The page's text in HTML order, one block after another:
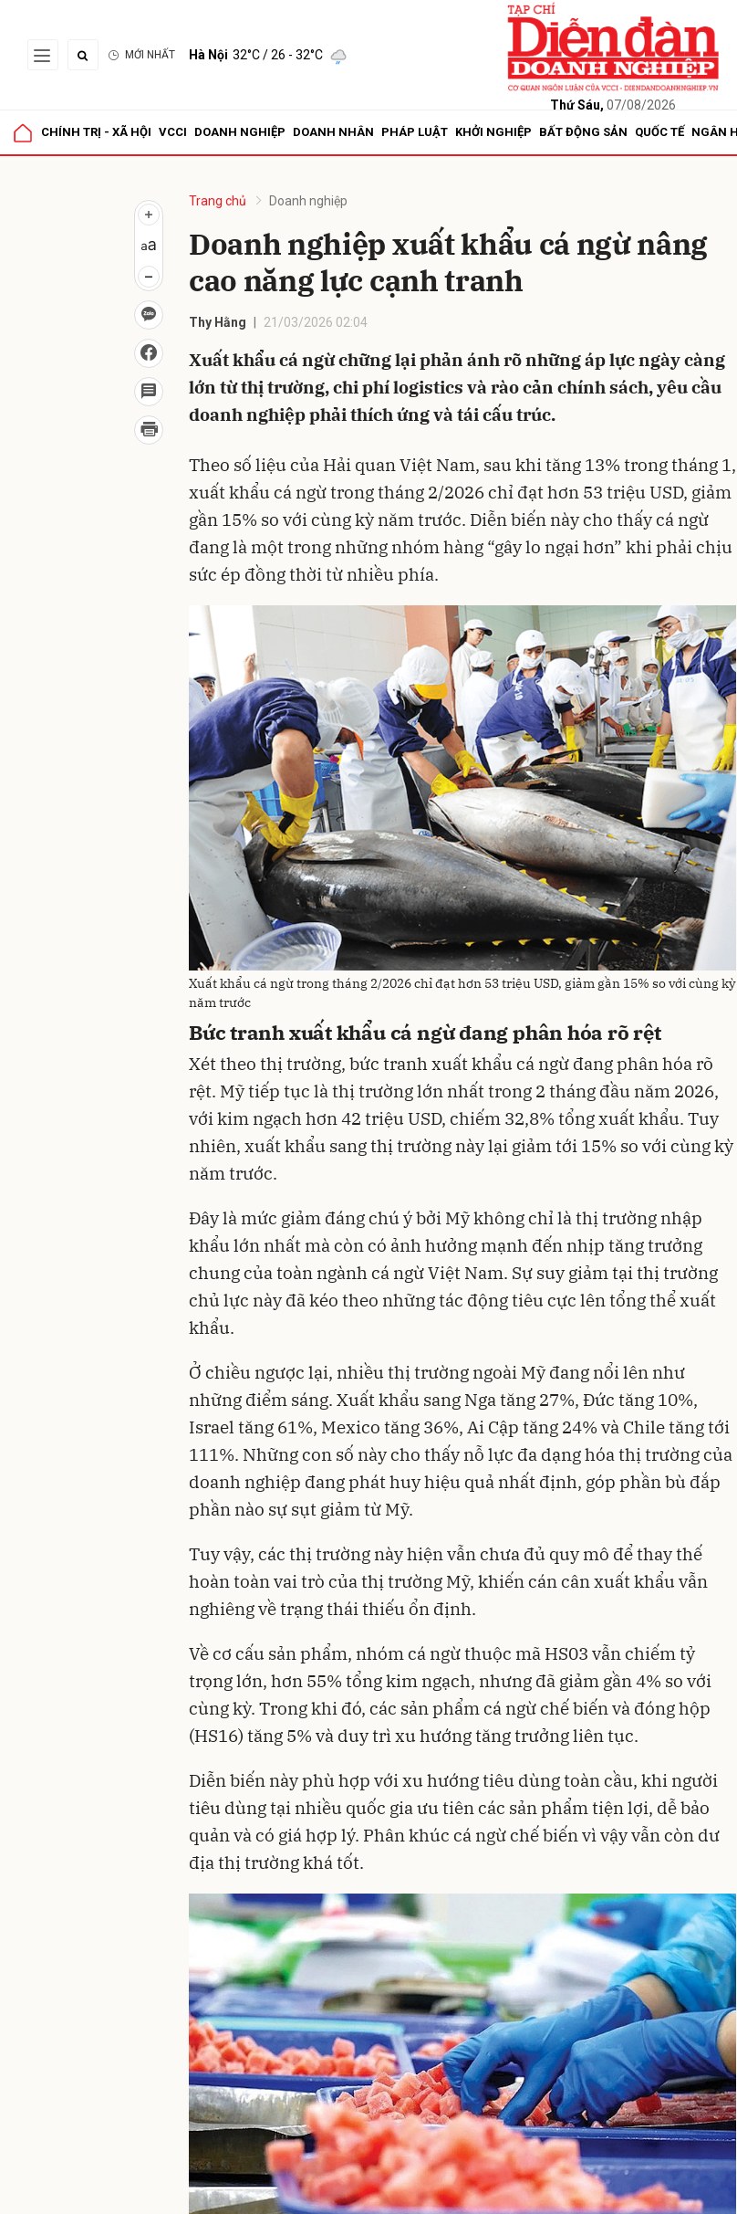
MỚI NHẤT Hà Nội 32°C/ 26 - 32°C
Thứ Sáu, 07/08/2026
CHÍNH TRỊ - XÃ HỘI VCCI DOANH NGHIỆP DOANH NHÂN PHÁP LUẬT KHỞI NGHIỆP BẤT ĐỘNG SẢN QUỐC TẾ NGÂN
Trang chủ Doanh nghiệp
Doanh nghiệp xuất khẩu cá ngừ nâng
cao năng lực cạnh tranh
Thy Hằng 21/03/2026 02:04
Xuất khẩu cá ngừ chững lại phản ánh rõ những áp lực ngày càng
lớn từ thị trường, chi phí logistics và rào cản chính sách, yêu cầu
doanh nghiệp phải thích ứng và tái cấu trúc.
Theo số liệu của Hải quan Việt Nam, sau khi tăng 13% trong tháng 1,
xuất khẩu cá ngừ trong tháng 2/2026 chỉ đạt hơn 53 triệu USD, giảm
gần 15% so với cùng kỳ năm trước. Diễn biến này cho thấy cá ngừ
đang là một trong những nhóm hàng “gây lo ngại hơn” khi phải chịu
sức ép đồng thời từ nhiều phía.
Xuất khẩu cá ngừ trong tháng 2/2026 chỉ đạt hơn 53 triệu USD, giảm gần 15% so với cùng kỳ
năm trước
Bức tranh xuất khẩu cá ngừ đang phân hóa rõ rệt
Xét theo thị trường, bức tranh xuất khẩu cá ngừ đang phân hóa rõ
rệt. Mỹ tiếp tục là thị trường lớn nhất trong 2 tháng đầu năm 2026,
với kim ngạch hơn 42 triệu USD, chiếm 32,8% tổng xuất khẩu. Tuy
nhiên, xuất khẩu sang thị trường này lại giảm tới 15% so với cùng kỳ
năm trước.
Đây là mức giảm đáng chú ý bởi Mỹ không chỉ là thị trường nhập
khẩu lớn nhất mà còn có ảnh hưởng mạnh đến nhịp tăng trưởng
chung của toàn ngành cá ngừ Việt Nam. Sự suy giảm tại thị trường
chủ lực này đã kéo theo những tác động tiêu cực lên tổng thể xuất
khẩu.
Ở chiều ngược lại, nhiều thị trường ngoài Mỹ đang nổi lên như
những điểm sáng. Xuất khẩu sang Nga tăng 27%, Đức tăng 10%,
Israel tăng 61%, Mexico tăng 36%, Ai Cập tăng 24% và Chile tăng tới
111%. Những con số này cho thấy nỗ lực đa dạng hóa thị trường của
doanh nghiệp đang phát huy hiệu quả nhất định, góp phần bù đắp
phần nào sự sụt giảm từ Mỹ.
Tuy vậy, các thị trường này hiện vẫn chưa đủ quy mô để thay thế
hoàn toàn vai trò của thị trường Mỹ, khiến cán cân xuất khẩu vẫn
nghiêng về trạng thái thiếu ổn định.
Về cơ cấu sản phẩm, nhóm cá ngừ thuộc mã HS03 vẫn chiếm tỷ
trọng lớn, hơn 55% tổng kim ngạch, nhưng đã giảm gần 4% so với
cùng kỳ. Trong khi đó, các sản phẩm cá ngừ chế biến và đóng hộp
(HS16) tăng 5% và duy trì xu hướng tăng trưởng liên tục.
Diễn biến này phù hợp với xu hướng tiêu dùng toàn cầu, khi người
tiêu dùng tại nhiều quốc gia ưu tiên các sản phẩm tiện lợi, dễ bảo
quản và có giá hợp lý. Phân khúc cá ngừ chế biến vì vậy vẫn còn dư
địa thị trường khá tốt.